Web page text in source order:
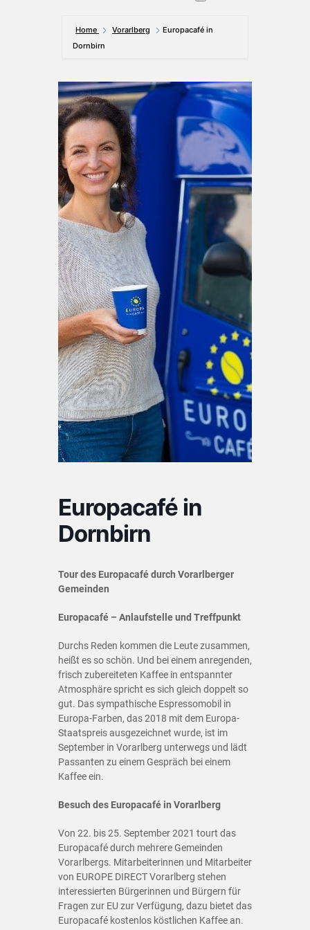
Home Vorarlberg
Europacafé in
Dornbirn
Europacafé in
Dornbirn
Tour des Europacafé durch Vorarlberger
Gemeinden
Europacafé – Anlaufstelle und Treffpunkt
Durchs Reden kommen die Leute zusammen,
heißt es so schön. Und bei einem anregenden,
frisch zubereiteten Kaffee in entspannter
Atmosphäre spricht es sich gleich doppelt so
gut. Das sympathische Espressomobil in
Europa-Farben, das 2018 mit dem Europa-
Staatspreis ausgezeichnet wurde, ist im
September in Vorarlberg unterwegs und lädt
Passanten zu einem Gespräch bei einem
Kaffee ein.
Besuch des Europacafé in Vorarlberg
Von 22. bis 25. September 2021 tourt das
Europacafé durch mehrere Gemeinden
Vorarlbergs. Mitarbeiterinnen und Mitarbeiter
von EUROPE DIRECT Vorarlberg stehen
interessierten Bürgerinnen und Bürgern für
Fragen zur EU zur Verfügung, dazu bietet das
Europacafé kostenlos köstlichen Kaffee an.